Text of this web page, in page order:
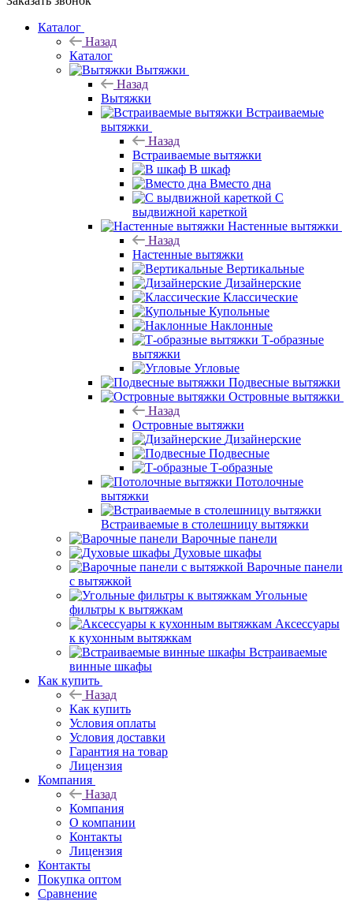
Каталог
Назад
Каталог
Вытяжки
Назад
Вытяжки
Встраиваемые
вытяжки
Назад
Встраиваемые вытяжки
В шкаф
Вместо дна
С
выдвижной кареткой
Настенные вытяжки
Назад
Настенные вытяжки
Вертикальные
Дизайнерские
Классические
Купольные
Наклонные
Т-образные
вытяжки
Угловые
Подвесные вытяжки
Островные вытяжки
Назад
Островные вытяжки
Дизайнерские
Подвесные
Т-образные
Потолочные
вытяжки
Встраиваемые в столешницу вытяжки
Варочные панели
Духовые шкафы
Варочные панели
с вытяжкой
Угольные
фильтры к вытяжкам
Аксессуары
к кухонным вытяжкам
Встраиваемые
винные шкафы
Как купить
Назад
Как купить
Условия оплаты
Условия доставки
Гарантия на товар
Лицензия
Компания
Назад
Компания
О компании
Контакты
Лицензия
Контакты
Покупка оптом
Сравнение